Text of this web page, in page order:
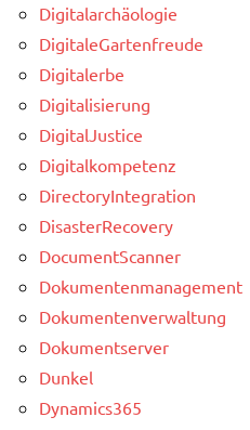
Digitalarchäologie
DigitaleGartenfreude
Digitalerbe
Digitalisierung
DigitalJustice
Digitalkompetenz
DirectoryIntegration
DisasterRecovery
DocumentScanner
Dokumentenmanagement
Dokumentenverwaltung
Dokumentserver
Dunkel
Dynamics365